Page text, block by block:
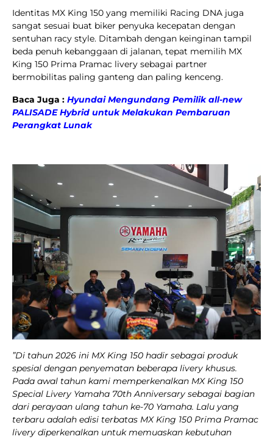
Identitas MX King 150 yang memiliki Racing DNA juga
sangat sesuai buat biker penyuka kecepatan dengan
sentuhan racy style. Ditambah dengan keinginan tampil
beda penuh kebanggaan di jalanan, tepat memilih MX
King 150 Prima Pramac livery sebagai partner
bermobilitas paling ganteng dan paling kenceng.
Baca Juga : Hyundai Mengundang Pemilik all-new
PALISADE Hybrid untuk Melakukan Pembaruan
Perangkat Lunak
”Di tahun 2026 ini MX King 150 hadir sebagai produk
spesial dengan penyematan beberapa livery khusus.
Pada awal tahun kami memperkenalkan MX King 150
Special Livery Yamaha 70th Anniversary sebagai bagian
dari perayaan ulang tahun ke-70 Yamaha. Lalu yang
terbaru adalah edisi terbatas MX King 150 Prima Pramac
livery diperkenalkan untuk memuaskan kebutuhan